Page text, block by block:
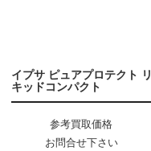
イプサ ピュアプロテクト リ
キッドコンパクト
参考買取価格
お問合せ下さい